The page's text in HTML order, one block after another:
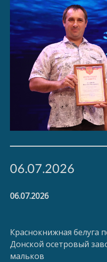
06.07.2026
06.07.2026
Краснокнижная белуга
Донской осетровый
мальков